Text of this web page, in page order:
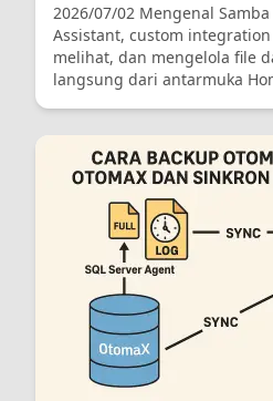
2026/07/02 Mengenal
Assistant, custom
melihat, dan mengelola file
langsung dari antarmuka